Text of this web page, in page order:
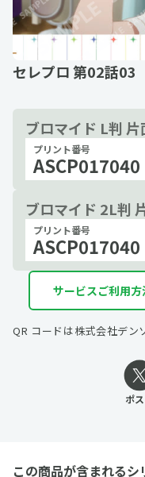
セレプロ 第02話03
ブロマイド L判 片
プリント番号
ASCP017040
ブロマイド 2L判
プリント番号
ASCP017040
サービスご利用方
QR コードは株式会社デン
ポ
この商品が含まれるシ